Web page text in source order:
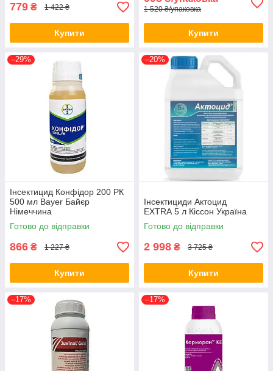
779 ₴ 1 422 ₴
Купити
1 520 ₴/упаковка
Купити
–29%
Інсектицид Конфідор 200 РК
500 мл Bayer Байєр
Німеччина
Готово до відправки
866 ₴ 1 227 ₴
Купити
–20%
Інсектициди Актоцид
EXTRA 5 л Кіссон Україна
Готово до відправки
2 998 ₴ 3 725 ₴
Купити
–17% –17%